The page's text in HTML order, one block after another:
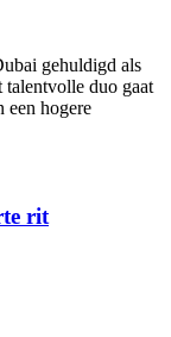
gehuldigd als
duo gaat
een hogere
rit